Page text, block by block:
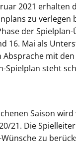
2021 erhalten
zu
der
16. Mai als
mit
Spielplan steht
Saison
21. Die
zu